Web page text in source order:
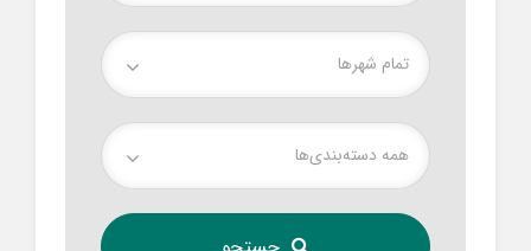
تمام شهر‌ها
همه دسته‌بندی‌ها